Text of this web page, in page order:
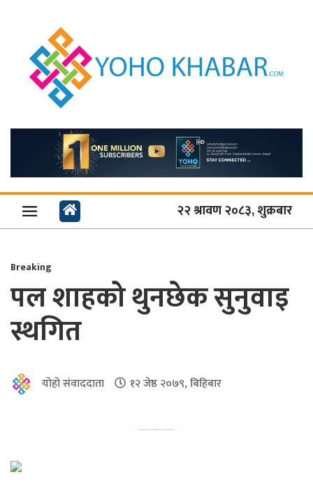
२२ श्रावण २०८३, शुक्रबार
Breaking
पल शाहको थुनछेक सुनुवाइ
स्थगित
योहो संवाददाता १२ जेष्ठ २०७९, बिहिबार